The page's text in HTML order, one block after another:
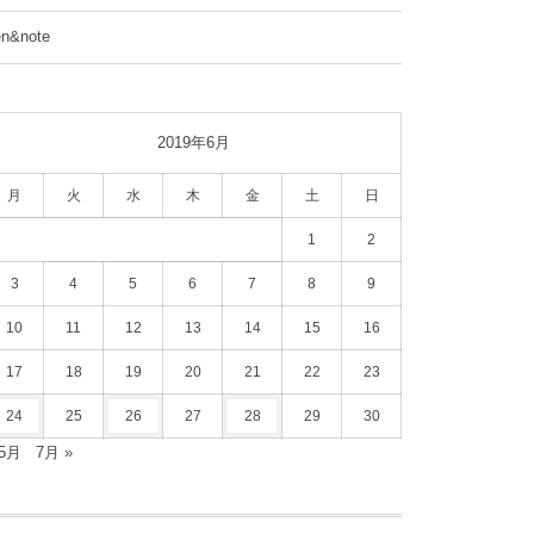
2019年6月
月 火 水 木 金 土 日
1 2
3 4 5 6 7 8 9
10 11 12 13 14 15 16
17 18 19 20 21 22 23
24 25 26 27 28 29 30
月 7月 »